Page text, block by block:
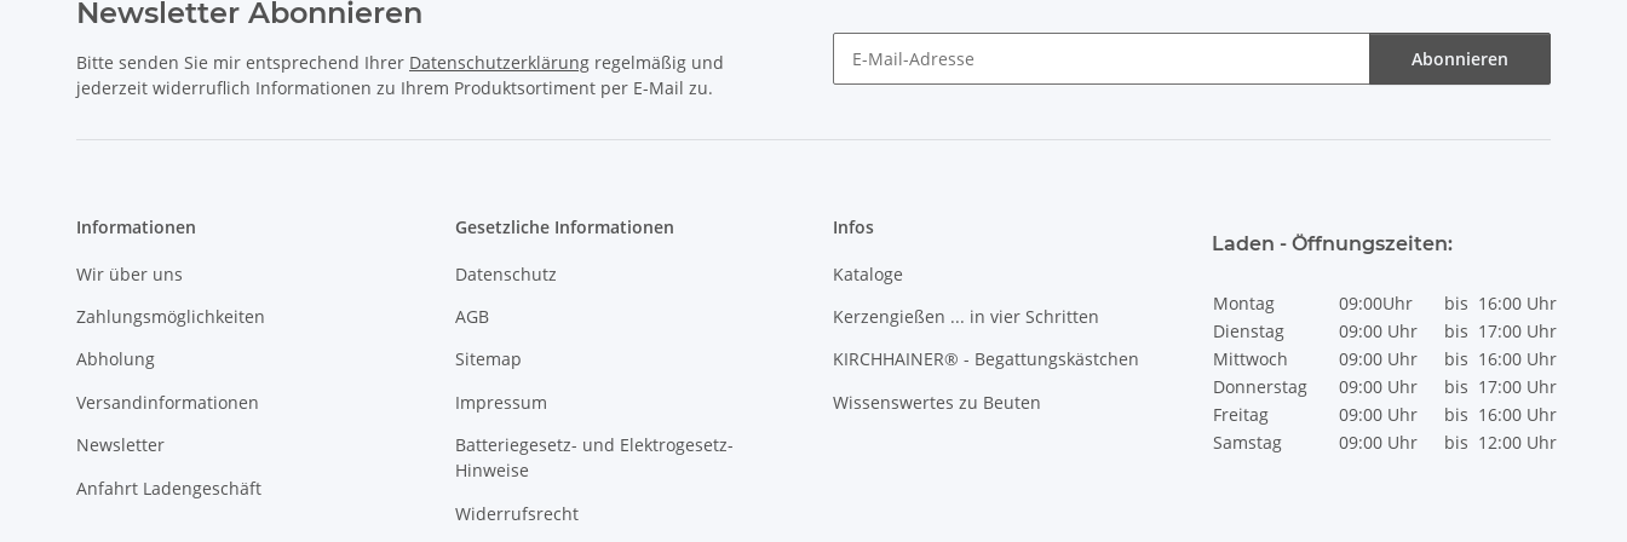
Newsletter Abonnieren
Bitte senden Sie mir entsprechend Ihrer Datenschutzerklärung regelmäßig und
jederzeit widerruflich Informationen zu Ihrem Produktsortiment per E-Mail zu.
Abonnieren
Informationen
Wir über uns
Zahlungsmöglichkeiten
Abholung
Versandinformationen
Newsletter
Anfahrt Ladengeschäft
Gesetzliche Informationen
Datenschutz
AGB
Sitemap
Impressum
Batteriegesetz- und Elektrogesetz-
Hinweise
Widerrufsrecht
Infos
Kataloge
Kerzengießen ... in vier Schritten
KIRCHHAINER® - Begattungskästchen
Wissenswertes zu Beuten
Laden - Öffnungszeiten:
Montag 09:00Uhr bis 16:00 Uhr
Dienstag
09:00 Uhr bis 17:00 Uhr
Mittwoch
09:00 Uhr bis 16:00 Uhr
Donnerstag
09:00 Uhr bis 17:00 Uhr
Freitag
09:00 Uhr bis 16:00 Uhr
Samstag
09:00 Uhr bis 12:00 Uhr